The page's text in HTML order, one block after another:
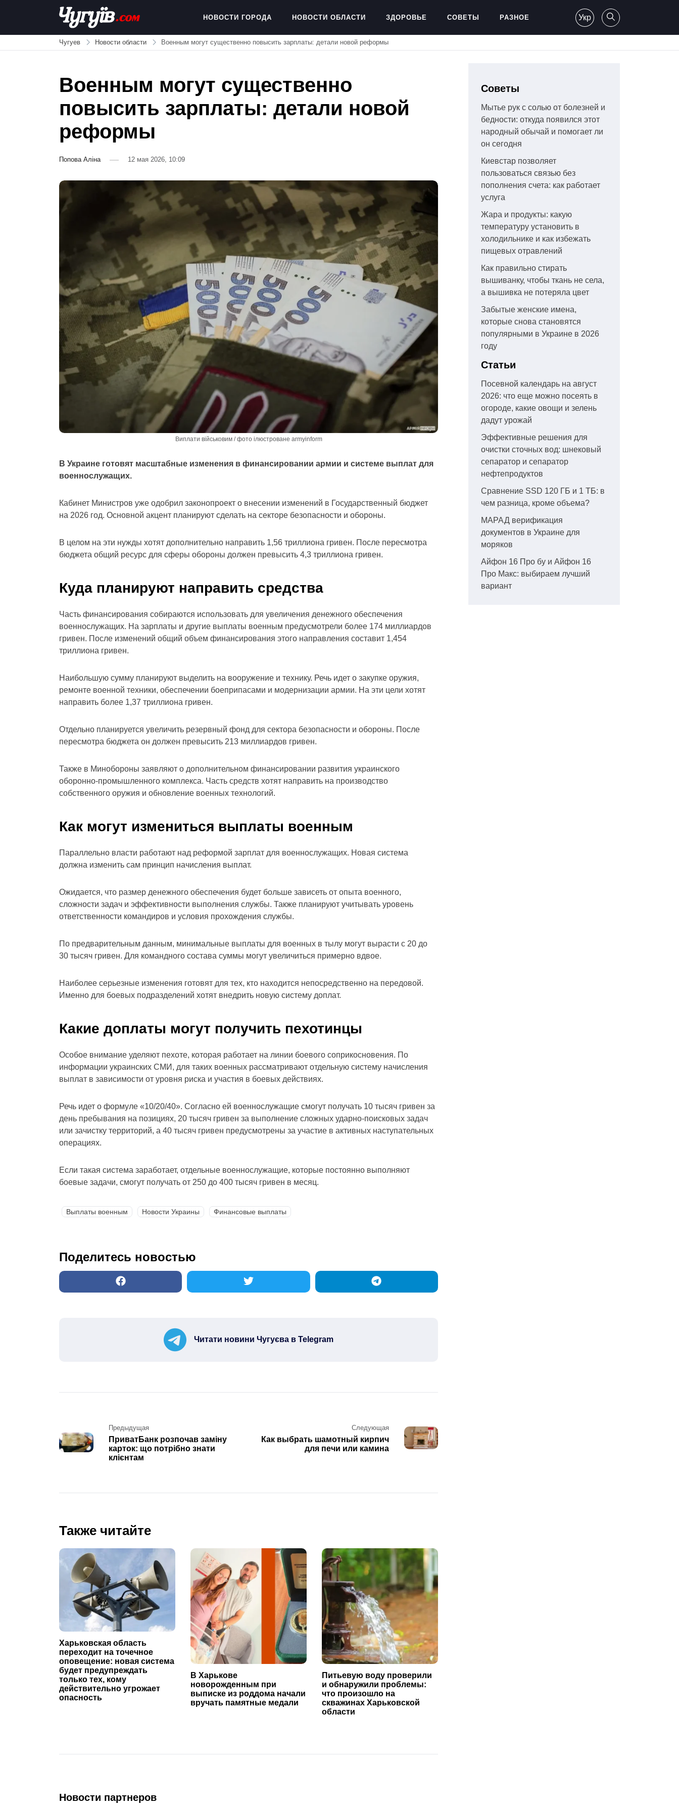
Chuguiv
НОВОСТИ ГОРОДА НОВОСТИ ОБЛАСТИ ЗДОРОВЬЕ СОВЕТЫ РАЗНОЕ Укр
Чугуев Новости области Военным могут существенно повысить зарплаты: детали новой реформы
Военным могут существенно
повысить зарплаты: детали новой
реформы
Попова Аліна 12 мая 2026, 10:09
Виплати військовим / фото ілюстроване armyinform
В Украине готовят масштабные изменения в финансировании армии и системе выплат для
военнослужащих.
Кабинет Министров уже одобрил законопроект о внесении изменений в Государственный бюджет
на 2026 год. Основной акцент планируют сделать на секторе безопасности и обороны.
В целом на эти нужды хотят дополнительно направить 1,56 триллиона гривен. После пересмотра
бюджета общий ресурс для сферы обороны должен превысить 4,3 триллиона гривен.
Куда планируют направить средства
Часть финансирования собираются использовать для увеличения денежного обеспечения
военнослужащих. На зарплаты и другие выплаты военным предусмотрели более 174 миллиардов
гривен. После изменений общий объем финансирования этого направления составит 1,454
триллиона гривен.
Наибольшую сумму планируют выделить на вооружение и технику. Речь идет о закупке оружия,
ремонте военной техники, обеспечении боеприпасами и модернизации армии. На эти цели хотят
направить более 1,37 триллиона гривен.
Отдельно планируется увеличить резервный фонд для сектора безопасности и обороны. После
пересмотра бюджета он должен превысить 213 миллиардов гривен.
Также в Минобороны заявляют о дополнительном финансировании развития украинского
оборонно-промышленного комплекса. Часть средств хотят направить на производство
собственного оружия и обновление военных технологий.
Как могут измениться выплаты военным
Параллельно власти работают над реформой зарплат для военнослужащих. Новая система
должна изменить сам принцип начисления выплат.
Ожидается, что размер денежного обеспечения будет больше зависеть от опыта военного,
сложности задач и эффективности выполнения службы. Также планируют учитывать уровень
ответственности командиров и условия прохождения службы.
По предварительным данным, минимальные выплаты для военных в тылу могут вырасти с 20 до
30 тысяч гривен. Для командного состава суммы могут увеличиться примерно вдвое.
Наиболее серьезные изменения готовят для тех, кто находится непосредственно на передовой.
Именно для боевых подразделений хотят внедрить новую систему доплат.
Какие доплаты могут получить пехотинцы
Особое внимание уделяют пехоте, которая работает на линии боевого соприкосновения. По
информации украинских СМИ, для таких военных рассматривают отдельную систему начисления
выплат в зависимости от уровня риска и участия в боевых действиях.
Речь идет о формуле «10/20/40». Согласно ей военнослужащие смогут получать 10 тысяч гривен за
день пребывания на позициях, 20 тысяч гривен за выполнение сложных ударно-поисковых задач
или зачистку территорий, а 40 тысяч гривен предусмотрены за участие в активных наступательных
операциях.
Если такая система заработает, отдельные военнослужащие, которые постоянно выполняют
боевые задачи, смогут получать от 250 до 400 тысяч гривен в месяц.
Выплаты военным Новости Украины Финансовые выплаты
Поделитесь новостью
Читати новини Чугуєва в Telegram
Post
navigation
Предыдущая
ПриватБанк розпочав заміну
карток: що потрібно знати
клієнтам
Следующая
Как выбрать шамотный кирпич
для печи или камина
Также читайте
Харьковская область
переходит на точечное
оповещение: новая система
будет предупреждать
только тех, кому
действительно угрожает
опасность
В Харькове
новорожденным при
выписке из роддома начали
вручать памятные медали
Питьевую воду проверили
и обнаружили проблемы:
что произошло на
скважинах Харьковской
области
Новости партнеров
Советы
Мытье рук с солью от болезней и
бедности: откуда появился этот
народный обычай и помогает ли
он сегодня
Киевстар позволяет
пользоваться связью без
пополнения счета: как работает
услуга
Жара и продукты: какую
температуру установить в
холодильнике и как избежать
пищевых отравлений
Как правильно стирать
вышиванку, чтобы ткань не села,
а вышивка не потеряла цвет
Забытые женские имена,
которые снова становятся
популярными в Украине в 2026
году
Статьи
Посевной календарь на август
2026: что еще можно посеять в
огороде, какие овощи и зелень
дадут урожай
Эффективные решения для
очистки сточных вод: шнековый
сепаратор и сепаратор
нефтепродуктов
Сравнение SSD 120 ГБ и 1 ТБ: в
чем разница, кроме объема?
МАРАД верификация
документов в Украине для
моряков
Айфон 16 Про бу и Айфон 16
Про Макс: выбираем лучший
вариант